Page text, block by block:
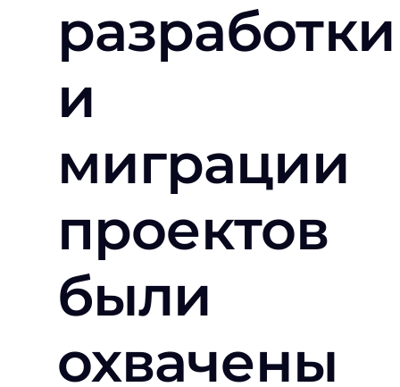
разработки
и
миграции
проектов
были
охвачены